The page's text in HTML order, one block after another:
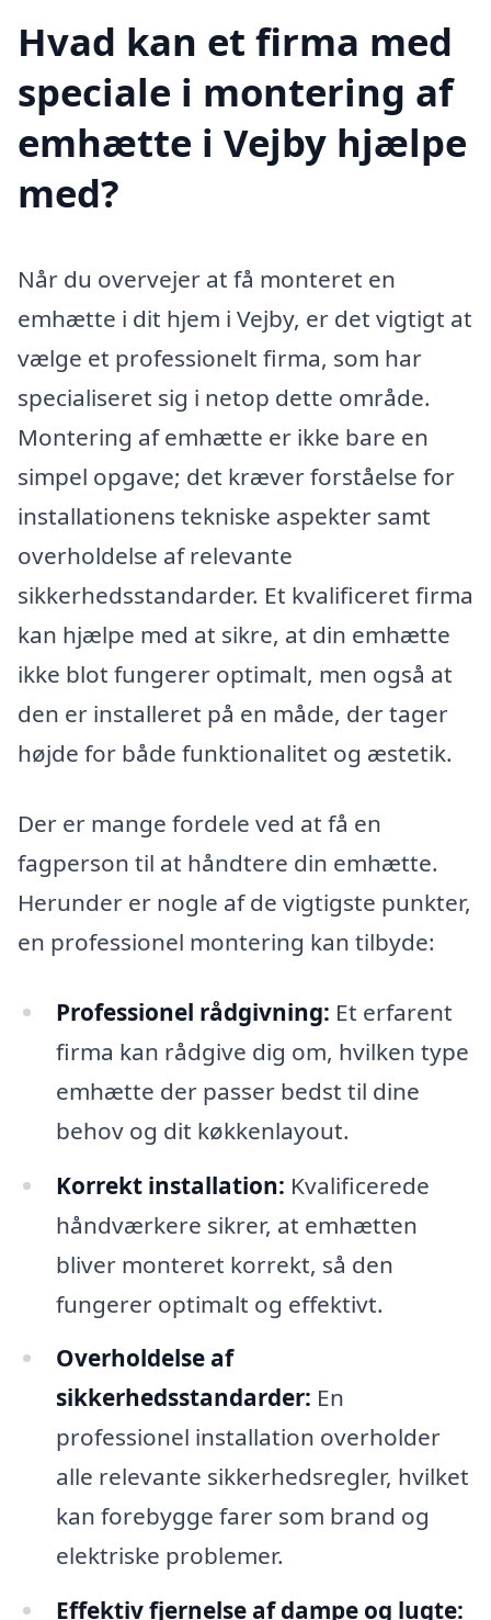
Hvad kan et firma med
speciale i montering af
emhætte i Vejby hjælpe
med?
Når du overvejer at få monteret en
emhætte i dit hjem i Vejby, er det vigtigt at
vælge et professionelt firma, som har
specialiseret sig i netop dette område.
Montering af emhætte er ikke bare en
simpel opgave; det kræver forståelse for
installationens tekniske aspekter samt
overholdelse af relevante
sikkerhedsstandarder. Et kvalificeret firma
kan hjælpe med at sikre, at din emhætte
ikke blot fungerer optimalt, men også at
den er installeret på en måde, der tager
højde for både funktionalitet og æstetik.
Der er mange fordele ved at få en
fagperson til at håndtere din emhætte.
Herunder er nogle af de vigtigste punkter,
en professionel montering kan tilbyde:
Professionel rådgivning: Et erfarent
firma kan rådgive dig om, hvilken type
emhætte der passer bedst til dine
behov og dit køkkenlayout.
Korrekt installation: Kvalificerede
håndværkere sikrer, at emhætten
bliver monteret korrekt, så den
fungerer optimalt og effektivt.
Overholdelse af
sikkerhedsstandarder: En
professionel installation overholder
alle relevante sikkerhedsregler, hvilket
kan forebygge farer som brand og
elektriske problemer.
Effektiv fjernelse af dampe og lugte: